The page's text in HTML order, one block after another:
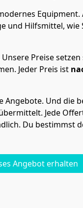
Equipment.
und Hilfsmittel, wie
Unsere Preise
Jeder Preis ist
Angebote. Und die
Jede
Du bestimmst
Angebot erhalten